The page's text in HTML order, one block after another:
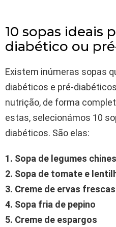
10 sopas ideais
diabético ou
Existem inúmeras sopas
diabéticos e pré-
nutrição, de forma
estas, selecionámos 10
diabéticos. São elas:
1. Sopa de legumes
2. Sopa de tomate e
3. Creme de ervas
4. Sopa fria de pepino
5. Creme de espargos